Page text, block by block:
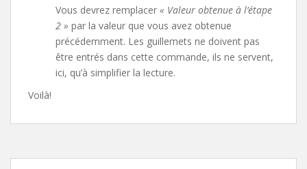
Vous devrez remplacer « Valeur obtenue à l’étape
2 » par la valeur que vous avez obtenue
précédemment. Les guillemets ne doivent pas
être entrés dans cette commande, ils ne servent,
ici, qu’à simplifier la lecture.
Voilà!